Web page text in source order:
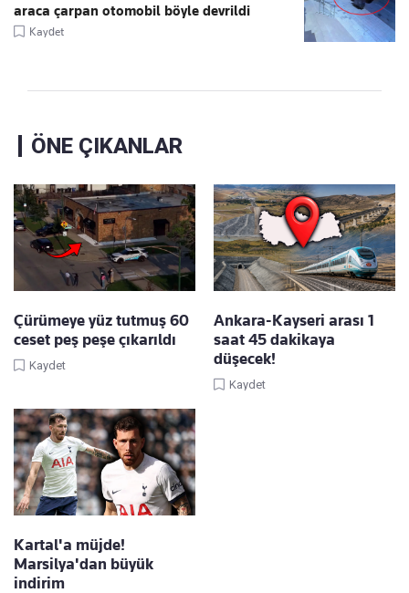
araca çarpan otomobil böyle devrildi
Kaydet
ÖNE ÇIKANLAR
Çürümeye yüz tutmuş 60
ceset peş peşe çıkarıldı
Kaydet
Ankara-Kayseri arası 1
saat 45 dakikaya
düşecek!
Kaydet
Kartal'a müjde!
Marsilya'dan büyük
indirim